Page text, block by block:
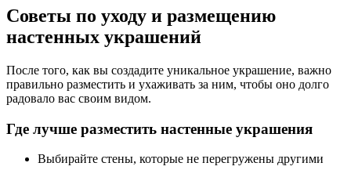
Советы по уходу и размещению
настенных украшений
После того, как вы создадите уникальное украшение, важно
правильно разместить и ухаживать за ним, чтобы оно долго
радовало вас своим видом.
Где лучше разместить настенные украшения
Выбирайте стены, которые не перегружены другими